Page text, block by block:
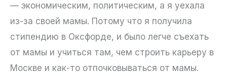
— экономическим, политическим, а я уехала
из-за своей мамы. Потому что я получила
стипендию в Оксфорде, и было легче съехать
от мамы и учиться там, чем строить карьеру в
Москве и как-то отпочковываться от мамы.